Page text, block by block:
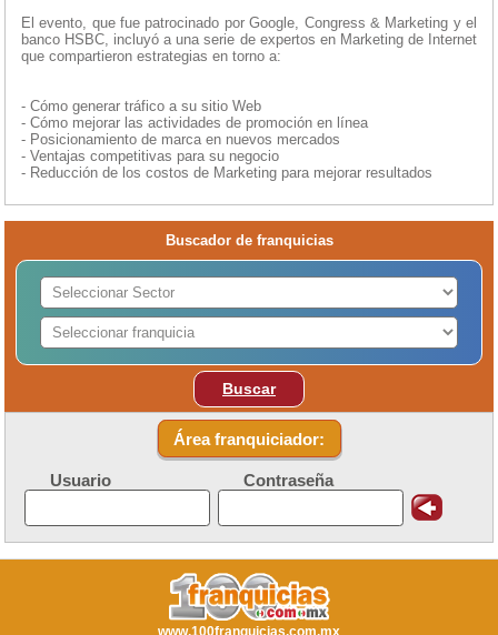
El evento, que fue patrocinado por Google, Congress & Marketing y el
banco HSBC, incluyó a una serie de expertos en Marketing de Internet
que compartieron estrategias en torno a:
- Cómo generar tráfico a su sitio Web
- Cómo mejorar las actividades de promoción en línea
- Posicionamiento de marca en nuevos mercados
- Ventajas competitivas para su negocio
- Reducción de los costos de Marketing para mejorar resultados
Buscador de franquicias
Buscar
Área franquiciador:
Usuario Contraseña